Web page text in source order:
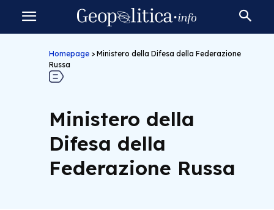
Homepage > Ministero della Difesa della Federazione
Russa
Ministero della
Difesa della
Federazione Russa